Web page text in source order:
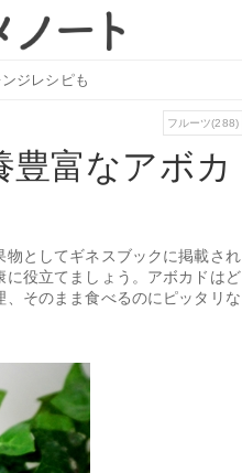
ジレシピも
フルーツ(288)
富なアボカ
としてギネスブックに掲載され
役立てましょう。アボカドはど
そのまま食べるのにピッタリな